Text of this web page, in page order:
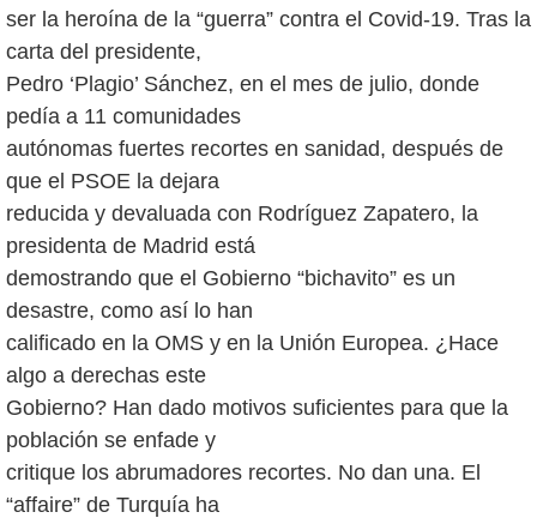
ser la heroína de la “guerra” contra el Covid-19. Tras la
carta del presidente,
Pedro ‘Plagio’ Sánchez, en el mes de julio, donde
pedía a 11 comunidades
autónomas fuertes recortes en sanidad, después de
que el PSOE la dejara
reducida y devaluada con Rodríguez Zapatero, la
presidenta de Madrid está
demostrando que el Gobierno “bichavito” es un
desastre, como así lo han
calificado en la OMS y en la Unión Europea. ¿Hace
algo a derechas este
Gobierno? Han dado motivos suficientes para que la
población se enfade y
critique los abrumadores recortes. No dan una. El
“affaire” de Turquía ha